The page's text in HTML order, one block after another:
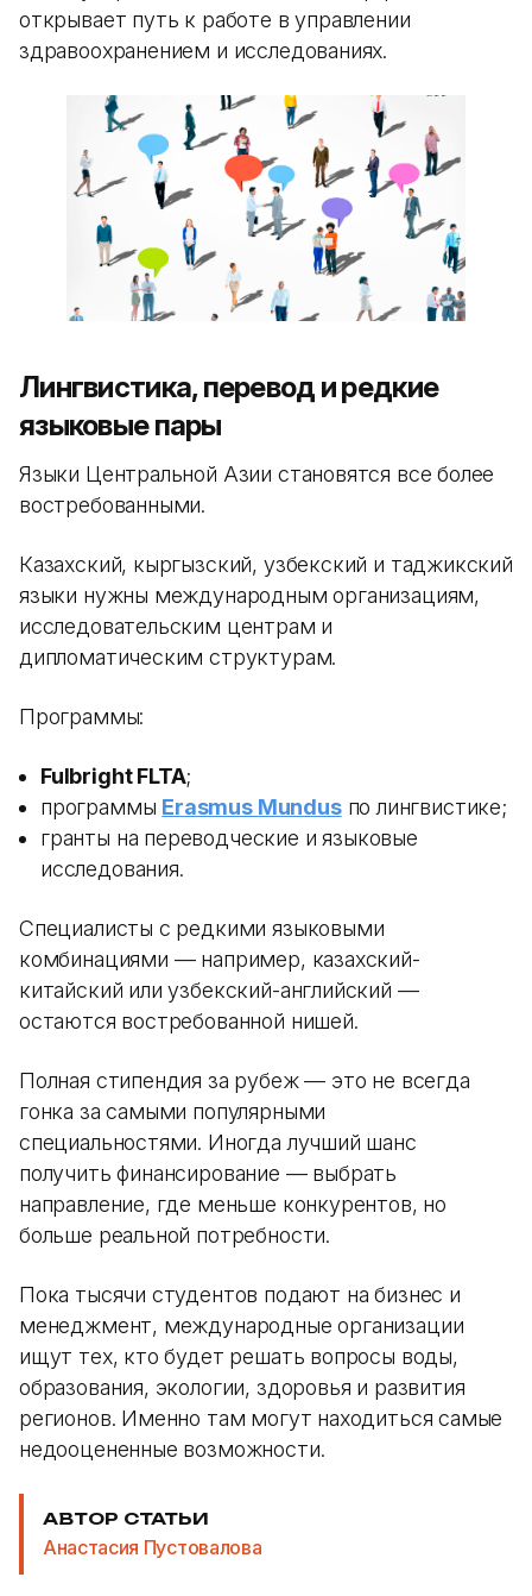
открывает путь к работе в управлении
здравоохранением и исследованиях.
Лингвистика, перевод и редкие
языковые пары
Языки Центральной Азии становятся все более
востребованными.
Казахский, кыргызский, узбекский и таджикский
языки нужны международным организациям,
исследовательским центрам и
дипломатическим структурам.
Программы:
Fulbright FLTA;
программы Erasmus Mundusпо лингвистике;
гранты на переводческие и языковые
исследования.
Специалисты с редкими языковыми
комбинациями — например, казахский-
китайский или узбекский-английский —
остаются востребованной нишей.
Полная стипендия за рубеж — это не всегда
гонка за самыми популярными
специальностями. Иногда лучший шанс
получить финансирование — выбрать
направление, где меньше конкурентов, но
больше реальной потребности.
Пока тысячи студентов подают на бизнес и
менеджмент, международные организации
ищут тех, кто будет решать вопросы воды,
образования, экологии, здоровья и развития
регионов. Именно там могут находиться самые
недооцененные возможности.
АВТОР СТАТЬИ
Анастасия Пустовалова